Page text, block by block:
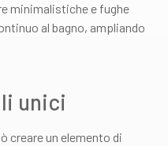
minimalistiche e fughe
al bagno, ampliando
unici
creare un elemento di